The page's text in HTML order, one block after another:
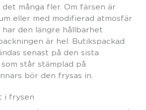
många fler. Om färsen är
eller med modifierad atmosfär
den längre hållbarhet
är hel. Butikspackad
senast på den sista
står stämplad på
bör den frysas in.
i frysen